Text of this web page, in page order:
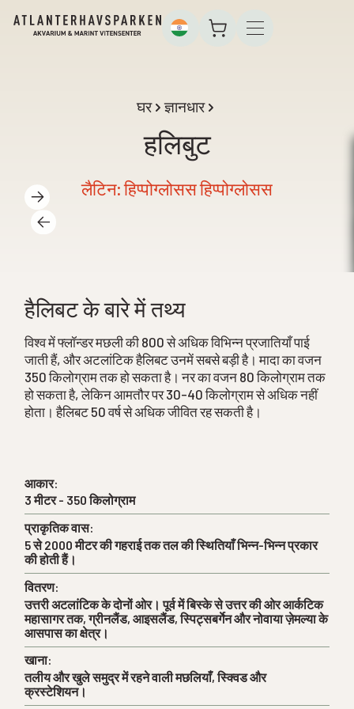
घर ज्ञानधार
हलिबुट
लैटिन: हिप्पोग्लोसस हिप्पोग्लोसस
आकार:
3 मीटर - 350 किलोग्राम
प्राकृतिक वास:
5 से 2000 मीटर की गहराई तक तल की स्थितियाँ भिन्न-भिन्न प्रकार
की होती हैं।
वितरण:
उत्तरी अटलांटिक के दोनों ओर। पूर्व में बिस्के से उत्तर की ओर आर्कटिक
महासागर तक, ग्रीनलैंड, आइसलैंड, स्पिट्सबर्गेन और नोवाया ज़ेमल्या के
आसपास का क्षेत्र।
खाना:
तलीय और खुले समुद्र में रहने वाली मछलियाँ, स्क्विड और
क्रस्टेशियन।
हैलिबट के बारे में तथ्य
विश्व में फ्लॉन्डर मछली की 800 से अधिक विभिन्न प्रजातियाँ पाई
जाती हैं, और अटलांटिक हैलिबट उनमें सबसे बड़ी है। मादा का वजन
350 किलोग्राम तक हो सकता है। नर का वजन 80 किलोग्राम तक
हो सकता है, लेकिन आमतौर पर 30-40 किलोग्राम से अधिक नहीं
होता। हैलिबट 50 वर्ष से अधिक जीवित रह सकती है।